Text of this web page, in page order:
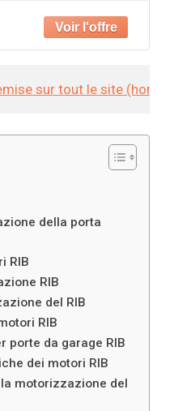
sur tout le site (hors
della porta
RIB
RIB
del RIB
RIB
porte da garage RIB
dei motori RIB
motorizzazione del